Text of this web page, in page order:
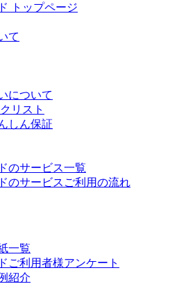
トップページ
て
について
リスト
しん保証
のサービス一覧
のサービスご利用の流れ
一覧
ご利用者様アンケート
紹介